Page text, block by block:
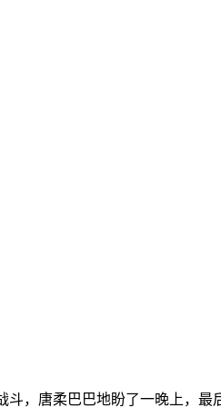
，唐柔巴巴地盼了一晚上，最